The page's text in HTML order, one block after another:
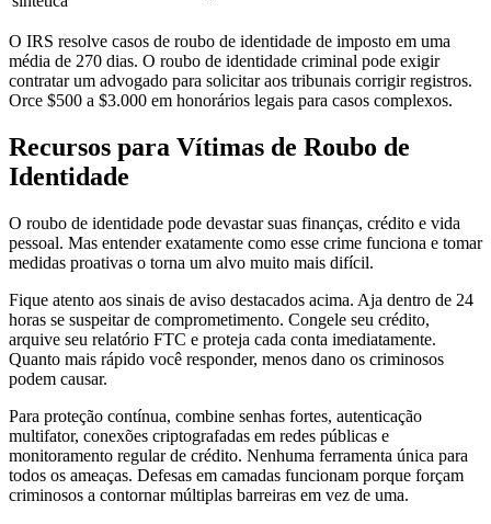
O IRS resolve casos de roubo de identidade de imposto em uma
média de 270 dias. O roubo de identidade criminal pode exigir
contratar um advogado para solicitar aos tribunais corrigir registros.
Orce $500 a $3.000 em honorários legais para casos complexos.
Recursos para Vítimas de Roubo de
Identidade
O roubo de identidade pode devastar suas finanças, crédito e vida
pessoal. Mas entender exatamente como esse crime funciona e tomar
medidas proativas o torna um alvo muito mais difícil.
Fique atento aos sinais de aviso destacados acima. Aja dentro de 24
horas se suspeitar de comprometimento. Congele seu crédito,
arquive seu relatório FTC e proteja cada conta imediatamente.
Quanto mais rápido você responder, menos dano os criminosos
podem causar.
Para proteção contínua, combine senhas fortes, autenticação
multifator, conexões criptografadas em redes públicas e
monitoramento regular de crédito. Nenhuma ferramenta única para
todos os ameaças. Defesas em camadas funcionam porque forçam
criminosos a contornar múltiplas barreiras em vez de uma.